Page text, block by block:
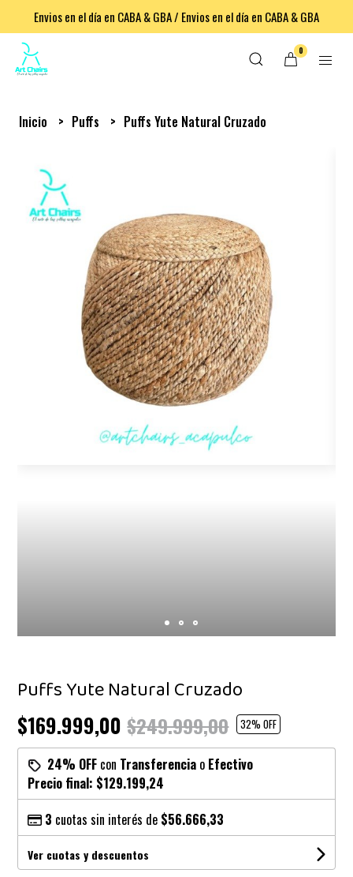
Envios en el día en CABA & GBA / Envios en el día en CABA & GBA
0
Inicio Puffs Puffs Yute Natural Cruzado
Puffs Yute Natural Cruzado
$169.999,00$249.999,00 32% OFF
24% OFF con Transferencia o Efectivo
Precio final: $129.199,24
3 cuotas sin interés de $56.666,33
Ver cuotas y descuentos